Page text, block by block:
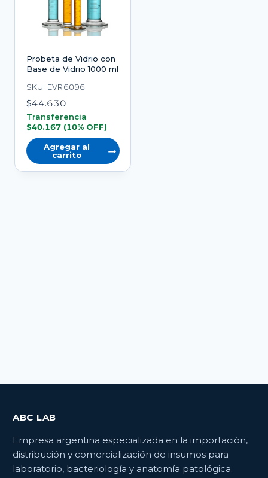
Probeta de Vidrio con
Base de Vidrio 1000 ml
SKU: EVR6096
$44.630
Transferencia
$40.167 (10% OFF)
Agregar al
carrito
ABC LAB
Empresa argentina especializada en la importación,
distribución y comercialización de insumos para
laboratorio, bacteriología y anatomía patológica.